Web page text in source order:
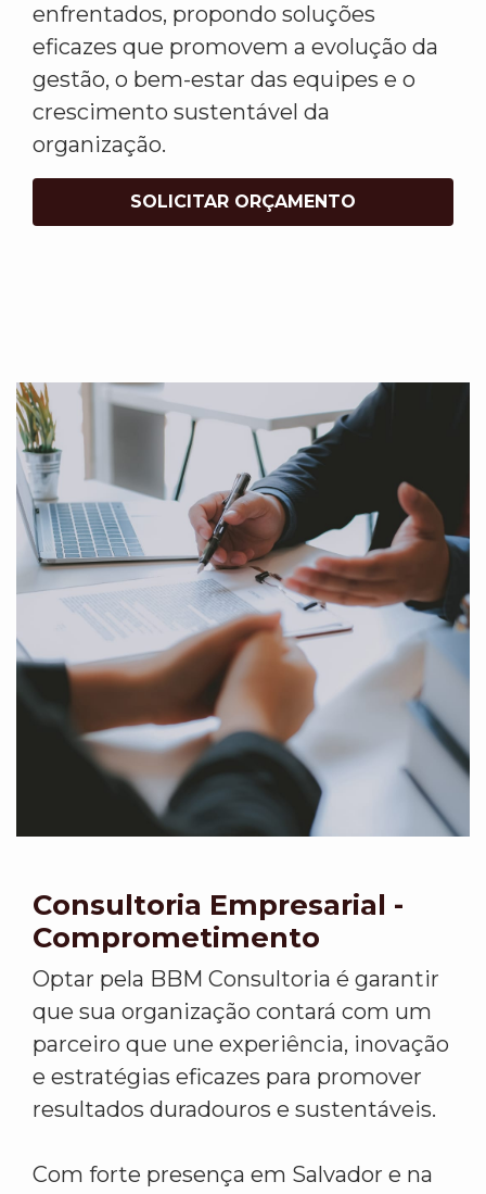
enfrentados, propondo soluções
eficazes que promovem a evolução da
gestão, o bem-estar das equipes e o
crescimento sustentável da
organização.
SOLICITAR ORÇAMENTO
Consultoria Empresarial -
Comprometimento
Optar pela BBM Consultoria é garantir
que sua organização contará com um
parceiro que une experiência, inovação
e estratégias eficazes para promover
resultados duradouros e sustentáveis.
Com forte presença em Salvador e na